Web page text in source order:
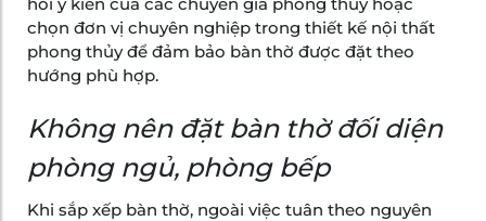
chọn đơn vị chuyên nghiệp trong thiết kế nội thất
phong thủy để đảm bảo bàn thờ được đặt theo
hướng phù hợp.
Không nên đặt bàn thờ đối diện
phòng ngủ, phòng bếp
Khi sắp xếp bàn thờ, ngoài việc tuân theo nguyên